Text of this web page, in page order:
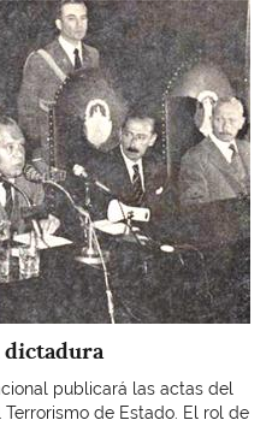
dictadura
publicará las actas del
de Estado. El rol de